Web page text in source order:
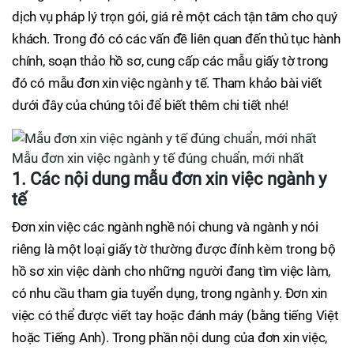
dịch vụ pháp lý trọn gói, giá rẻ một cách tận tâm cho quý
khách. Trong đó có các vấn đề liên quan đến thủ tục hành
chính, soạn thảo hồ sơ, cung cấp các mẫu giấy tờ trong
đó có mẫu đơn xin việc ngành y tế. Tham khảo bài viết
dưới đây của chúng tôi để biết thêm chi tiết nhé!
Mẫu đơn xin việc ngành y tế đúng chuẩn, mới nhất
1. Các nội dung mẫu đơn xin việc ngành y
tế
Đơn xin việc các ngành nghề nói chung và ngành y nói
riêng là một loại giấy tờ thường được đính kèm trong bộ
hồ sơ xin việc dành cho những người đang tìm việc làm,
có nhu cầu tham gia tuyển dụng, trong ngành y. Đơn xin
việc có thể được viết tay hoặc đánh máy (bằng tiếng Việt
hoặc Tiếng Anh). Trong phần nội dung của đơn xin việc,